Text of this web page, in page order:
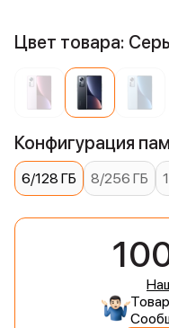
Цвет товара:
Конфигурация
6/128 ГБ 8/256 ГБ